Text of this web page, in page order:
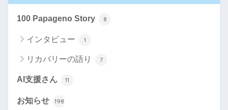
100 Papageno Story 8
インタビュー 1
リカバリーの語り 7
AI支援さん 11
お知らせ 198